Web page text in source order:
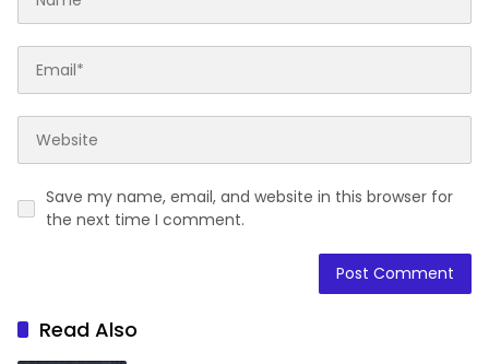
Save my name, email, and website in this browser for
the next time I comment.
Read Also